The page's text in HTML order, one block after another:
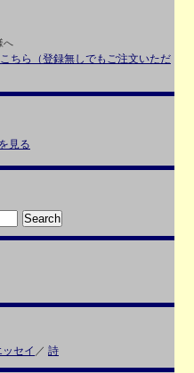
へ
ちら（登録無しでもご注文いただ
見る
セイ ／ 詩